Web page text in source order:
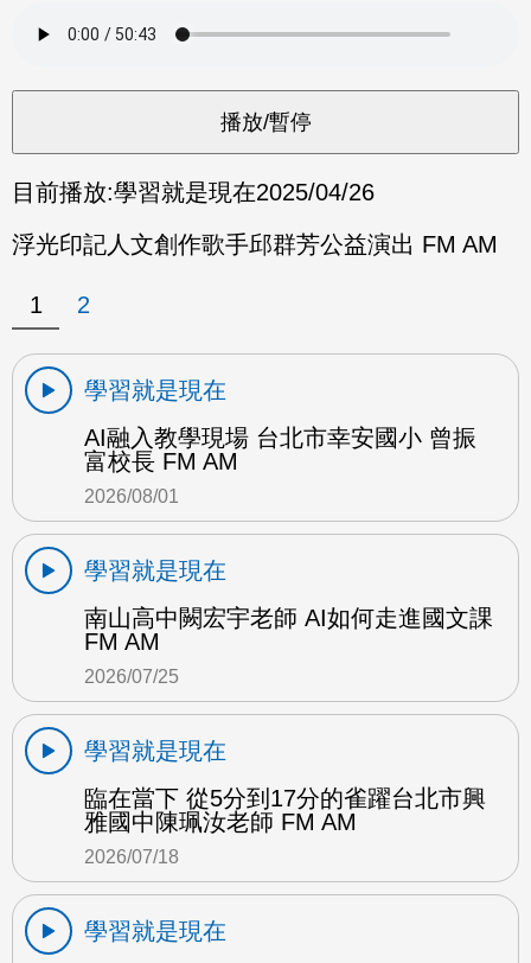
目前播放:學習就是現在2025/04/26
浮光印記人文創作歌手邱群芳公益演出 FM AM
1 2
學習就是現在
AI融入教學現場 台北市幸安國小 曾振
富校長 FM AM
2026/08/01
學習就是現在
南山高中闕宏宇老師 AI如何走進國文課
FM AM
2026/07/25
學習就是現在
臨在當下 從5分到17分的雀躍台北市興
雅國中陳珮汝老師 FM AM
2026/07/18
學習就是現在